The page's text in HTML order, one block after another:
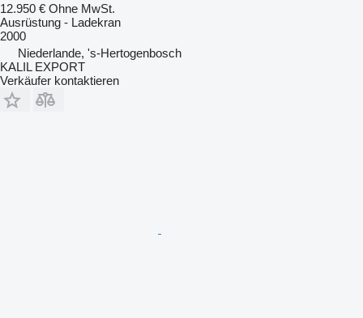
12.950 € Ohne MwSt.
Ausrüstung - Ladekran
2000
Niederlande, 's-Hertogenbosch
KALIL EXPORT
Verkäufer kontaktieren